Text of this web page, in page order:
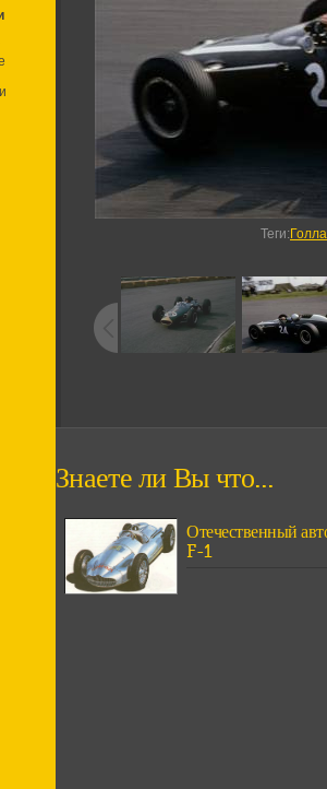
Теги:
Знаете ли Вы что...
Отечественный
F-1